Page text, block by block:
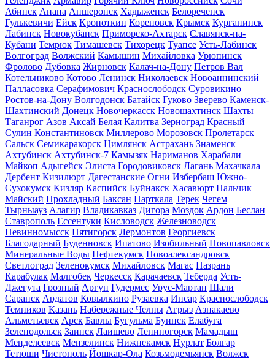
Абинск Анапа Апшеронск Хадыженск Белореченск
Гулькевичи Ейск Кропоткин Кореновск Крымск Курганинск
Лабинск Новокубанск Приморско-Ахтарск Славянск-на-
Кубани Темрюк Тимашевск Тихорецк Туапсе Усть-Лабинск
Волгоград Волжский Камышин Михайловка Урюпинск
Фролово Дубовка Жирновск Калач-на-Дону Петров Вал
Котельниково Котово Ленинск Николаевск Новоаннинский
Палласовка Серафимович Краснослободск Суровикино
Ростов-на-Дону Волгодонск Батайск Гуково Зверево Каменск-
Шахтинский Донецк Новочеркасск Новошахтинск Шахты
Таганрог Азов Аксай Белая Калитва Зерноград Красный
Сулин Константиновск Миллерово Морозовск Пролетарск
Сальск Семикаракорск Цимлянск Астрахань Знаменск
Ахтубинск Ахтубинск-7 Камызяк Нариманов Харабали
Майкоп Адыгейск Элиста Городовиковск Лагань Махачкала
Дербент Кизилюрт Дагестанские Огни Избербаш Южно-
Сухокумск Кизляр Каспийск Буйнакск Хасавюрт Нальчик
Майский Прохладный Баксан Нарткала Терек Чегем
Тырныауз Алагир Владикавказ Дигора Моздок Ардон Беслан
Ставрополь Ессентуки Кисловодск Железноводск
Невинномысск Пятигорск Лермонтов Георгиевск
Благодарный Буденновск Ипатово Изобильный Новопавловск
Минеральные Воды Нефтекумск Новоалександровск
Светлоград Зеленокумск Михайловск Магас Назрань
Карабулак Малгобек Черкесск Карачаевск Теберда Усть-
Джегута Грозный Аргун Гудермес Урус-Мартан Шали
Саранск Ардатов Ковылкино Рузаевка Инсар Краснослободск
Темников Казань Набережные Челны Агрыз Азнакаево
Альметьевск Арск Бавлы Бугульма Буинск Елабуга
Зеленодольск Заинск Лаишево Лениногорск Мамадыш
Менделеевск Мензелинск Нижнекамск Нурлат Болгар
Тетюши Чистополь Йошкар-Ола Козьмодемьянск Волжск